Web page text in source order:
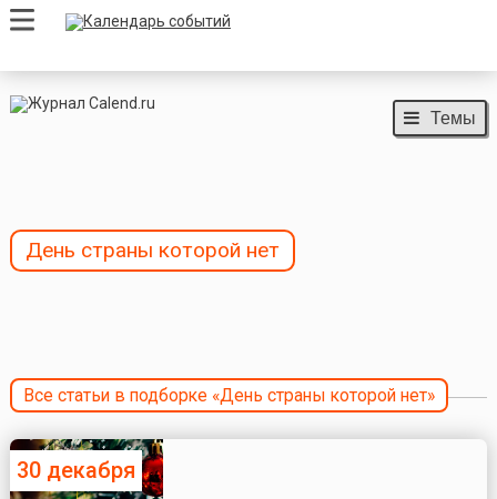
Темы
День страны которой нет
Все статьи в подборке «День страны которой нет»
30 декабря